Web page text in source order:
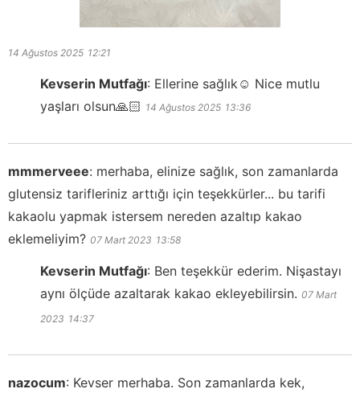
14 Ağustos 2025 12:21
Kevserin Mutfağı: Ellerine sağlık☺️ Nice mutlu
yaşları olsun🙏🏻 14 Ağustos 2025 13:36
mmmerveee: merhaba, elinize sağlık, son zamanlarda
glutensiz tarifleriniz arttığı için teşekkürler... bu tarifi
kakaolu yapmak istersem nereden azaltıp kakao
eklemeliyim? 07 Mart 2023 13:58
Kevserin Mutfağı: Ben teşekkür ederim. Nişastayı
aynı ölçüde azaltarak kakao ekleyebilirsin. 07 Mart
2023 14:37
nazocum: Kevser merhaba. Son zamanlarda kek,